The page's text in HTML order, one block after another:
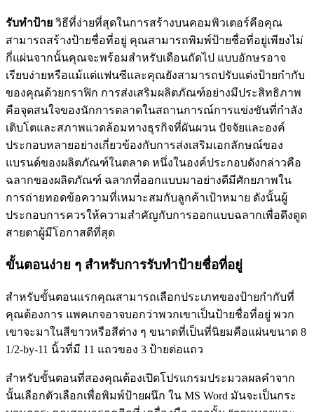
รับทำป้าย วิธีที่ง่ายที่สุดในการสร้างบนคอมพิวเตอร์คือคุณ
สามารถสร้างป้ายชื่อที่อยู่ คุณสามารถพิมพ์ป้ายชื่อที่อยู่เพียงไม่
กี่แผ่นจากนั้นคุณจะพร้อมสำหรับเดือนถัดไป แบบอักษรอาจ
เรียบง่ายหรือแม้แต่แฟนซีและคุณยังสามารถปรับแต่งป้ายกำกับ
ของคุณด้วยกราฟิก การส่งเสริมผลิตภัณฑ์อย่างมีประสิทธิภาพ
คือจุดสนใจของนักการตลาดในสถานการณ์การแข่งขันที่กำลัง
เติบโตและสภาพแวดล้อมทางธุรกิจที่ผันผวน ปัจจัยและองค์
ประกอบหลายอย่างเกี่ยวข้องกับการส่งเสริมเอกลักษณ์ของ
แบรนด์ของผลิตภัณฑ์ในตลาด หนึ่งในองค์ประกอบดังกล่าวคือ
ฉลากของผลิตภัณฑ์ ฉลากที่ออกแบบมาอย่างดีมีศักยภาพใน
การถ่ายทอดข้อความที่เหมาะสมกับลูกค้าเป้าหมาย ดังนั้นผู้
ประกอบการควรให้ความสำคัญกับการออกแบบฉลากเพื่อดึงดูด
สายตาผู้มีโอกาสดีที่สุด
ขั้นตอนง่าย ๆ สำหรับการรับทำป้ายชื่อที่อยู่
สำหรับขั้นตอนแรกคุณสามารถเลือกประเภทของป้ายกำกับที่
คุณต้องการ แพคเกจอาจบอกว่าพวกเขาเป็นป้ายชื่อที่อยู่ พวก
เขาจะมาในสีขาวหรือสีต่าง ๆ ขนาดที่เป็นที่นิยมคือแผ่นขนาด 8
1/2-by-11 นิ้วที่มี 11 แถวของ 3 ป้ายต่อแถว
สำหรับขั้นตอนที่สองคุณต้องเปิดโปรแกรมประมวลผลคำจาก
นั้นเลือกตัวเลือกเพื่อพิมพ์ป้ายผนึก ใน MS Word มันจะเป็นกระ